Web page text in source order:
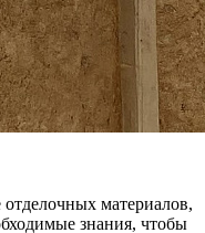
материалов,
знания, чтобы